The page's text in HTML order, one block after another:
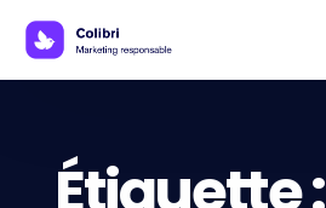
Étiquette :